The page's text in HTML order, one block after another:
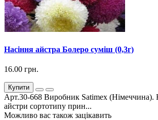
Насіння айстра Болеро суміш (0,3г)
16.00 грн.
Купити
Арт.30-668 Виробник Satimex (Німеччина).
айстри сортотипу прин...
Можливо вас також зацікавить